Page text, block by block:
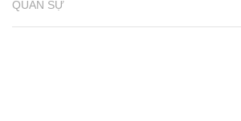
QUÂN SỰ